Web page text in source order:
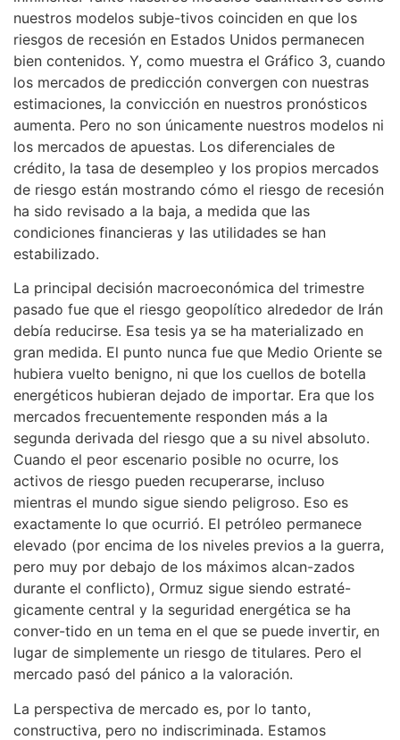
nuestros modelos subje-tivos coinciden en que los
riesgos de recesión en Estados Unidos permanecen
bien contenidos. Y, como muestra el Gráfico 3, cuando
los mercados de predicción convergen con nuestras
estimaciones, la convicción en nuestros pronósticos
aumenta. Pero no son únicamente nuestros modelos ni
los mercados de apuestas. Los diferenciales de
crédito, la tasa de desempleo y los propios mercados
de riesgo están mostrando cómo el riesgo de recesión
ha sido revisado a la baja, a medida que las
condiciones financieras y las utilidades se han
estabilizado.
La principal decisión macroeconómica del trimestre
pasado fue que el riesgo geopolítico alrededor de Irán
debía reducirse. Esa tesis ya se ha materializado en
gran medida. El punto nunca fue que Medio Oriente se
hubiera vuelto benigno, ni que los cuellos de botella
energéticos hubieran dejado de importar. Era que los
mercados frecuentemente responden más a la
segunda derivada del riesgo que a su nivel absoluto.
Cuando el peor escenario posible no ocurre, los
activos de riesgo pueden recuperarse, incluso
mientras el mundo sigue siendo peligroso. Eso es
exactamente lo que ocurrió. El petróleo permanece
elevado (por encima de los niveles previos a la guerra,
pero muy por debajo de los máximos alcan-zados
durante el conflicto), Ormuz sigue siendo estraté-
gicamente central y la seguridad energética se ha
conver-tido en un tema en el que se puede invertir, en
lugar de simplemente un riesgo de titulares. Pero el
mercado pasó del pánico a la valoración.
La perspectiva de mercado es, por lo tanto,
constructiva, pero no indiscriminada. Estamos